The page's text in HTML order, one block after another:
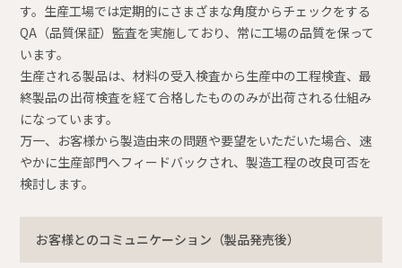
す。生産工場では定期的にさまざまな角度からチェックをする
QA（品質保証）監査を実施しており、常に工場の品質を保って
います。
生産される製品は、材料の受入検査から生産中の工程検査、最
終製品の出荷検査を経て合格したもののみが出荷される仕組み
になっています。
万一、お客様から製造由来の問題や要望をいただいた場合、速
やかに生産部門へフィードバックされ、製造工程の改良可否を
検討します。
お客様とのコミュニケーション（製品発売後）